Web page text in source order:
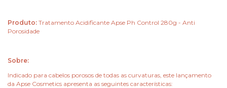
Produto: Tratamento Acidificante Apse Ph Control 280g - Anti
Porosidade
Sobre:
Indicado para cabelos porosos de todas as curvaturas, este lançamento
da Apse Cosmetics apresenta as seguintes características: